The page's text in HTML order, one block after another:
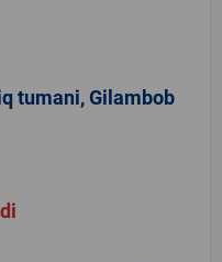
tumani, Gilambob